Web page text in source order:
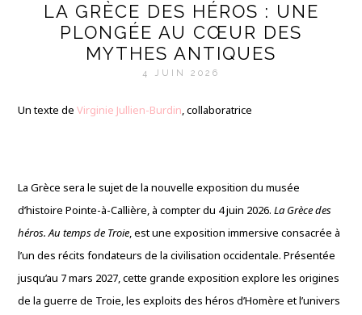
LA GRÈCE DES HÉROS : UNE
PLONGÉE AU CŒUR DES
MYTHES ANTIQUES
4 JUIN 2026
Un texte deVirginie Jullien-Burdin, collaboratrice
La Grèce sera le sujet de la nouvelle exposition du musée
d’histoire Pointe-à-Callière, à compter du 4 juin 2026.La Grèce des
héros. Au temps de Troie, est une exposition immersive consacrée à
l’un des récits fondateurs de la civilisation occidentale. Présentée
jusqu’au 7 mars 2027, cette grande exposition explore les origines
de la guerre de Troie, les exploits des héros d’Homère et l’univers